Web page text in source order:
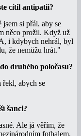
cítil antipatii?
si přál, aby se
něco prožil. Když už
i kdybych nehrál, byl
že nemůžu hrát."
druhého poločasu?
řekl, abych se
šanci?
Ale já věřím, že
fotbalem,